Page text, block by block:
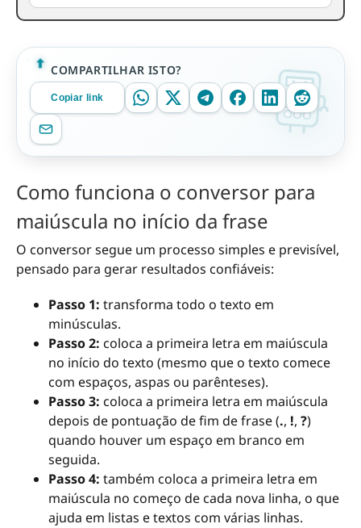
COMPARTILHAR ISTO?
Copiar link
Como funciona o conversor para
maiúscula no início da frase
O conversor segue um processo simples e previsível,
pensado para gerar resultados confiáveis:
Passo 1: transforma todo o texto em
minúsculas.
Passo 2: coloca a primeira letra em maiúscula
no início do texto (mesmo que o texto comece
com espaços, aspas ou parênteses).
Passo 3: coloca a primeira letra em maiúscula
depois de pontuação de fim de frase (., !, ?)
quando houver um espaço em branco em
seguida.
Passo 4: também coloca a primeira letra em
maiúscula no começo de cada nova linha, o que
ajuda em listas e textos com várias linhas.